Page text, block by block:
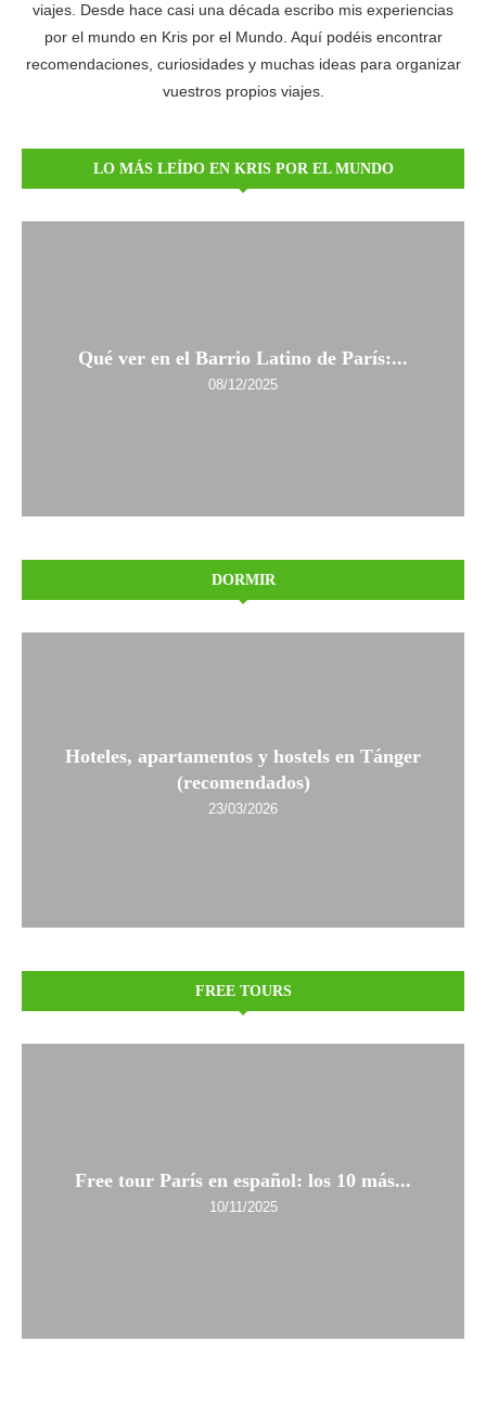
viajes. Desde hace casi una década escribo mis experiencias
por el mundo en Kris por el Mundo. Aquí podéis encontrar
recomendaciones, curiosidades y muchas ideas para organizar
vuestros propios viajes.
LO MÁS LEÍDO EN KRIS POR EL MUNDO
Qué ver en el Barrio Latino de París:...
08/12/2025
DORMIR
Hoteles, apartamentos y hostels en Tánger
(recomendados)
23/03/2026
FREE TOURS
Free tour París en español: los 10 más...
10/11/2025